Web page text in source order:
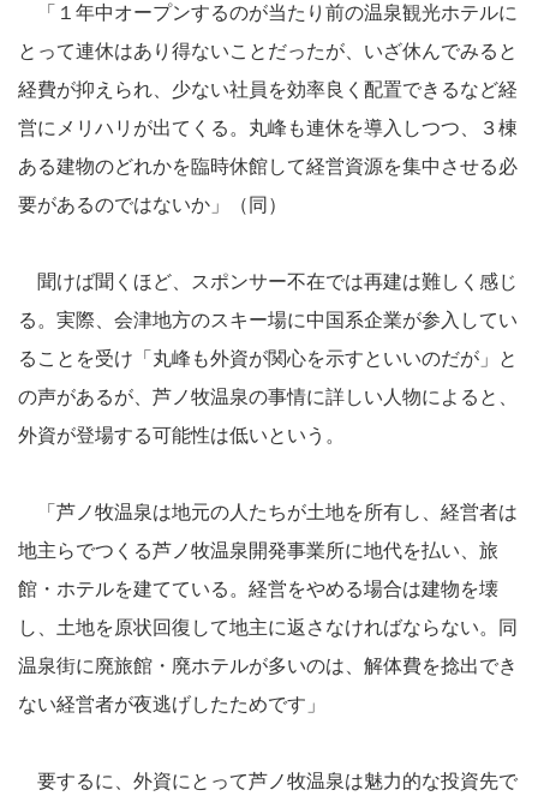
「１年中オープンするのが当たり前の温泉観光ホテルに
とって連休はあり得ないことだったが、いざ休んでみると
経費が抑えられ、少ない社員を効率良く配置できるなど経
営にメリハリが出てくる。丸峰も連休を導入しつつ、３棟
ある建物のどれかを臨時休館して経営資源を集中させる必
要があるのではないか」（同）
聞けば聞くほど、スポンサー不在では再建は難しく感じ
る。実際、会津地方のスキー場に中国系企業が参入してい
ることを受け「丸峰も外資が関心を示すといいのだが」と
の声があるが、芦ノ牧温泉の事情に詳しい人物によると、
外資が登場する可能性は低いという。
「芦ノ牧温泉は地元の人たちが土地を所有し、経営者は
地主らでつくる芦ノ牧温泉開発事業所に地代を払い、旅
館・ホテルを建てている。経営をやめる場合は建物を壊
し、土地を原状回復して地主に返さなければならない。同
温泉街に廃旅館・廃ホテルが多いのは、解体費を捻出でき
ない経営者が夜逃げしたためです」
要するに、外資にとって芦ノ牧温泉は魅力的な投資先で